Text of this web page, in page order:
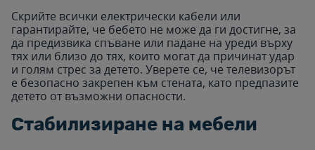
Скрийте всички електрически кабели или
гарантирайте, че бебето не може да ги достигне, за
да предизвика спъване или падане на уреди върху
тях или близо до тях, които могат да причинат удар
и голям стрес за детето. Уверете се, че телевизорът
е безопасно закрепен към стената, като предпазите
детето от възможни опасности.
Стабилизиране на мебели